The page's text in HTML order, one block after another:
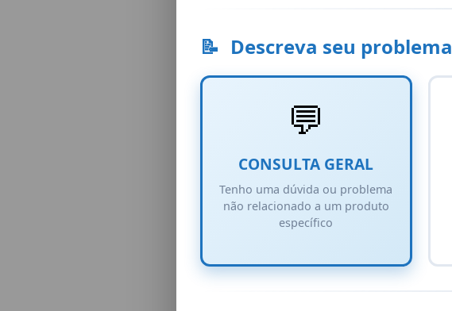
📝 Descreva seu problema
💬
CONSULTA GERAL
Tenho uma dúvida ou problema
não relacionado a um produto
específico